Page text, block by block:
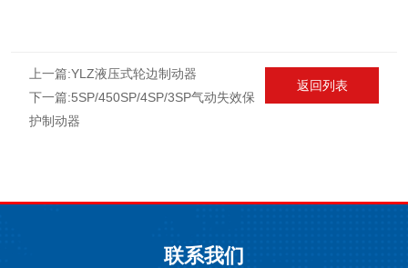
返回列表
上一篇:YLZ液压式轮边制动器
下一篇:5SP/450SP/4SP/3SP气动失效保
护制动器
联系我们